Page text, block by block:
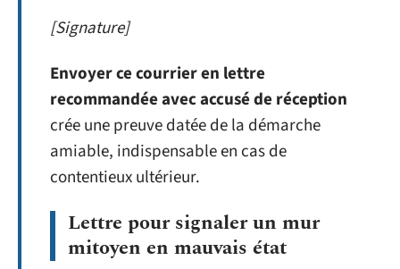
[Signature]
Envoyer ce courrier en lettre
recommandée avec accusé de réception
crée une preuve datée de la démarche
amiable, indispensable en cas de
contentieux ultérieur.
Lettre pour signaler un mur
mitoyen en mauvais état